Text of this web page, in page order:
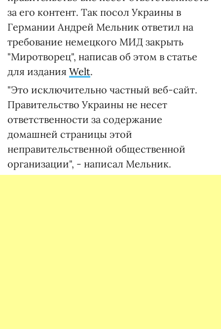
за его контент. Так посол Украины в
Германии Андрей Мельник ответил на
требование немецкого МИД закрыть
"Миротворец", написав об этом в статье
для издания Welt.
"Это исключительно частный веб-сайт.
Правительство Украины не несет
ответственности за содержание
домашней страницы этой
неправительственной общественной
организации", - написал Мельник.